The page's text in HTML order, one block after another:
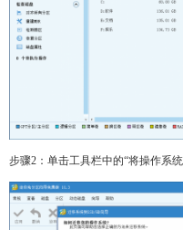
步骤2：单击工具栏中的“将操作系统